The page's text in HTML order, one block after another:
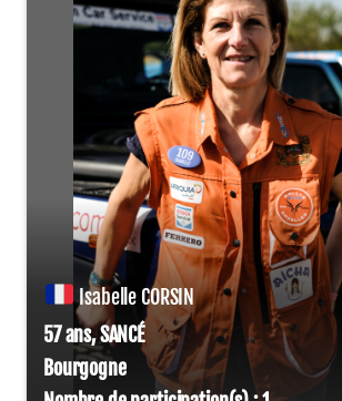
Isabelle CORSIN
57 ans, SANCÉ
Bourgogne